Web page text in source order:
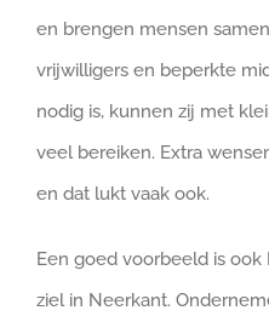
en brengen mensen
vrijwilligers en beperkte
nodig is, kunnen zij met
veel bereiken. Extra
en dat lukt vaak ook.
Een goed voorbeeld is
ziel in Neerkant.